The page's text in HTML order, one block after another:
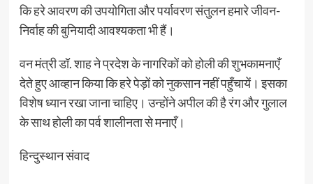
कि हरे आवरण की उपयोगिता और पर्यावरण संतुलन हमारे जीवन-
निर्वाह की बुनियादी आवश्यकता भी हैं।
वन मंत्री डॉ. शाह ने प्रदेश के नागरिकों को होली की शुभकामनाएँ
देते हुए आव्हान किया कि हरे पेड़ों को नुकसान नहीं पहुँचायें। इसका
विशेष ध्यान रखा जाना चाहिए। उन्होंने अपील की है रंग और गुलाल
के साथ होली का पर्व शालीनता से मनाएँ।
हिन्दुस्थान संवाद